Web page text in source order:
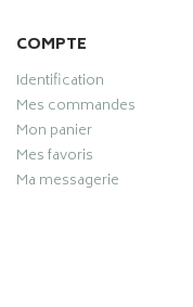
COMPTE
Identification
Mes commandes
Mon panier
Mes favoris
Ma messagerie